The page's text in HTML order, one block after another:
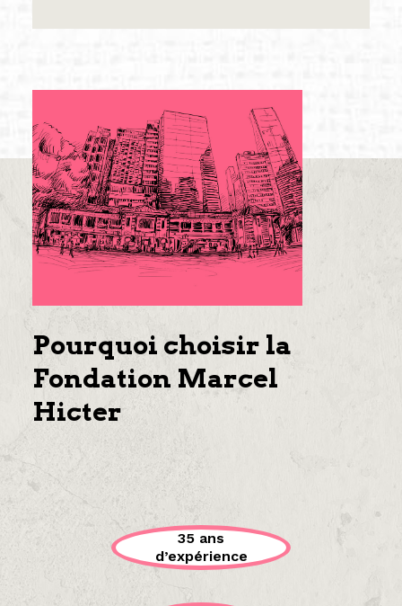
Pourquoi choisir la
Fondation Marcel
Hicter
35 ans
d’expérience